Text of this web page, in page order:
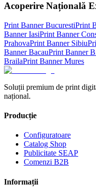
Acoperire Națională
Print BannerBucurestiPrint
BannerIasiPrint Banner
PrahovaPrint Banner Sibiu
BannerBacauPrint Banner
BrailaPrint BannerMures
Soluții premium de print
național.
Producție
Configuratoare
Catalog Shop
Publicitate SEAP
Comenzi B2B
Informații